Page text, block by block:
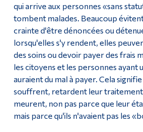
qui arrive aux personnes «sans
tombent malades. Beaucoup
crainte d'être dénoncées ou
lorsqu'elles s'y rendent, elles
des soins ou devoir payer des frais
les citoyens et les personnes ayant
auraient du mal à payer. Cela
souffrent, retardent leur
meurent, non pas parce que leur
mais parce qu'ils n'avaient pas les